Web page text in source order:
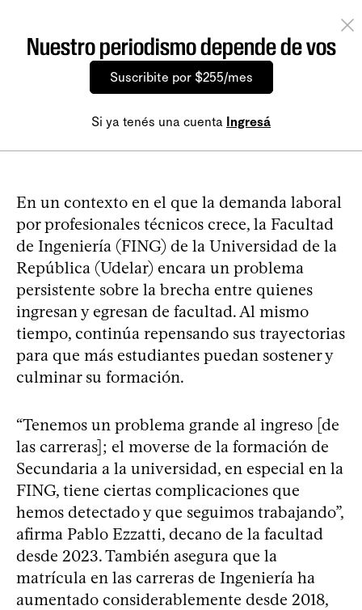
Nuestro periodismo depende de vos
Suscribite por $255/mes
Si ya tenés una cuenta Ingresá
En un contexto en el que la demanda laboral
por profesionales técnicos crece, la Facultad
de Ingeniería (FING) de la Universidad de la
República (Udelar) encara un problema
persistente sobre la brecha entre quienes
ingresan y egresan de facultad. Al mismo
tiempo, continúa repensando sus trayectorias
para que más estudiantes puedan sostener y
culminar su formación.
“Tenemos un problema grande al ingreso [de
las carreras]; el moverse de la formación de
Secundaria a la universidad, en especial en la
FING, tiene ciertas complicaciones que
hemos detectado y que seguimos trabajando”,
afirma Pablo Ezzatti, decano de la facultad
desde 2023. También asegura que la
matrícula en las carreras de Ingeniería ha
aumentado considerablemente desde 2018,